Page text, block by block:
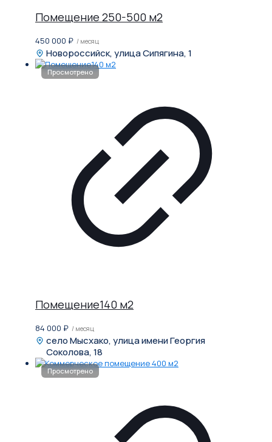
Помещение 250-500 м2
450 000 ₽ / месяц
Новороссийск, улица Сипягина, 1
Помещение140 м2
84 000 ₽ / месяц
село Мысхако, улица имени Георгия
Соколова, 18